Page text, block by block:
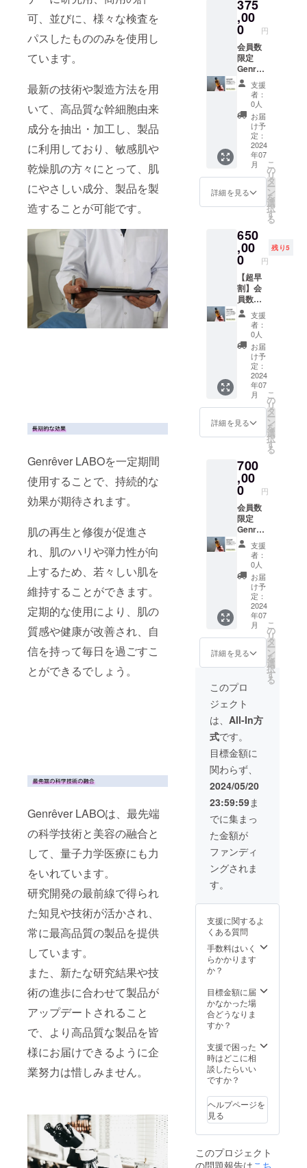
可、並びに、様々な検査を
パスしたもののみを使用し
ています。
最新の技術や製造方法を用
いて、高品質な幹細胞由来
成分を抽出・加工し、製品
に利用しており、敏感肌や
乾燥肌の方々にとって、肌
にやさしい成分、製品を製
造することが可能です。
Genrêver LABOを一定期間
使用することで、持続的な
効果が期待されます。
肌の再生と修復が促進さ
れ、肌のハリや弾力性が向
上するため、若々しい肌を
維持することができます。
定期的な使用により、肌の
質感や健康が改善され、自
信を持って毎日を過ごすこ
とができるでしょう。
Genrêver LABOは、最先端
の科学技術と美容の融合と
して、量子力学医療にも力
をいれています。
研究開発の最前線で得られ
た知見や技術が活かされ、
常に最高品質の製品を提供
しています。
また、新たな研究結果や技
術の進歩に合わせて製品が
アップデートされること
で、より高品質な製品を皆
様にお届けできるように企
業努力は惜しみません。
製造販
売業許
可 許
可番号
22CZ20
0198
トパ
フォマ
ンス幹
細胞化
粧品ブ
ランド
「Genr
êver 」
でも使
用可能
な30万
円分の
お買い
物ポイ
ントを
ご提供
致しま
す。 ※
化粧品
製造販
可 許
可番号
22CZ20
0198
ができ
る会員
権に加
え、
Genrêv
er
LABO
はもち
ろん、
系列の
幹細胞
点滴を
中心と
した
「Genr
êver
Clinic（
ジェン
レヴー
ルクリ
ク）」
高コス
トパ
フォマ
ンス幹
細胞化
粧品ブ
ランド
「Genr
êver 」
でも使
用可能
な50万
円分の
お買い
物ポイ
ントを
ご提供
致しま
す。 ※
製造販
売業許
可 許
可番号
22CZ20
0198
375
,00
0 円
会員数
限定
Genrêv
er
LABO
会員権
＋50万
円分の
お買い
物ポイ
ント
37.5万
円
Genrêv
er
LABO
ができ
る会員
権に加
え、
Genrêv
er
LABO
はもち
ろん、
系列の
幹細胞
点滴を
中心と
した
「Genr
êver
Clinic（
ジェン
レヴー
ルクリ
ク）」
高コス
トパ
フォマ
ンス幹
細胞化
粧品ブ
ランド
「Genr
êver 」
でも使
用可能
な50万
円分の
お買い
物ポイ
ントを
ご提供
致しま
す。 ※
化粧品
製造販
売業許
可 許
可番号
22CZ20
0198
支援
者：
0人
お届
け予
定：
2024
年07
月
詳細を見る
こ
の
リ
タ
ー
ン
を
選
択
す
る
650
,00
0 円
残り5
【超早
割】会
員数限
定
Genrêv
LABO
会員権
＋100万
円分の
お買い
物ポイ
ント
Genrêv
er
LABO
ができ
る会員
権に加
え、
Genrêv
er
LABO
はもち
ろん、
系列の
幹細胞
点滴を
中心と
した
「Genr
êver
Clinic（
ジェン
レヴー
ルクリ
ニッ
ク）」
高コス
トパ
フォマ
ンス幹
細胞化
粧品ブ
ランド
「Genr
êver 」
でも使
用可能
な100万
円分の
お買い
物ポイ
ントを
す。 ※
製造販
売業許
可 許
可番号
22CZ20
支援
者：
0人
お届
け予
定：
2024
年07
月
詳細を見る
こ
の
リ
タ
ー
ン
を
選
択
す
る
700
,00
0 円
会員数
限定
Genrêv
er
LABO
会員権
＋100万
円分の
お買い
物ポイ
ント
Genrêv
er
LABO
に入会
ができ
る会員
権に加
え、
Genrêv
er
LABO
はもち
ろん、
系列の
幹細胞
点滴を
中心と
した
「Genr
êver
Clinic（
ジェン
レヴー
ク）」
トパ
フォマ
ンス幹
細胞化
粧品ブ
「Genr
êver 」
でも使
用可能
円分の
お買い
物ポイ
ントを
致しま
す。 ※
化粧品
製造販
可 許
可番号
支援
者：
0人
お届
け予
定：
2024
年07
月
詳細を見る
こ
の
リ
タ
ー
ン
を
選
択
す
る
このプロ
ジェクト
は、 All-In方
式です。
目標金額に
関わらず、
2024/05/20
23:59:59ま
でに集まっ
た金額が
ファンディ
ングされま
す。
支援に関するよ
くある質問
手数料はいく
らかかります
か？
目標金額に届
かなかった場
合どうなりま
すか？
支援で困った
時はどこに相
談したらいい
ですか？
ヘルプページを
見る
このプロジェクト